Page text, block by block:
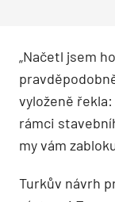
„Načetl jsem
vyloženě
rámci
my vám
Turkův návrh